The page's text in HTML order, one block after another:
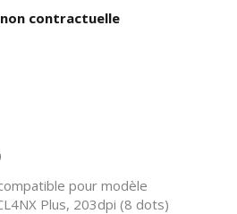
contractuelle
pour modèle
Plus, 203dpi (8 dots)